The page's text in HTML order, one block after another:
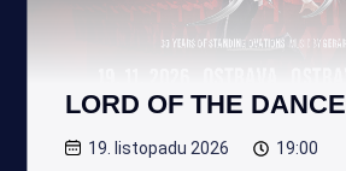
LORD OF THE DANCE
19. listopadu 2026 19:00